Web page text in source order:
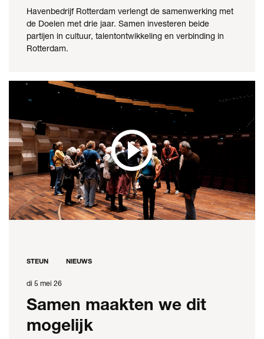
Havenbedrijf Rotterdam verlengt de samenwerking met
de Doelen met drie jaar. Samen investeren beide
partijen in cultuur, talentontwikkeling en verbinding in
Rotterdam.
di 5 mei 26
Samen maakten we dit
mogelijk
STEUN NIEUWS